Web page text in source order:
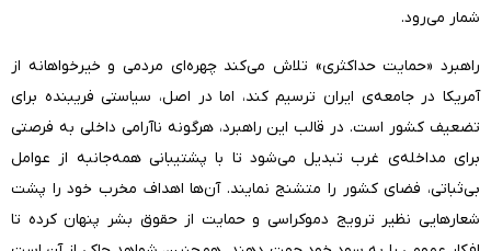
شمار می‌رود.
راهبرد «حمایت حداکثری» تلاش می‌کند چهره‌ای مردمی و خیرخواهانه از
آمریکا در جامعه‌ی ایران ترسیم کند، اما در اصل، سیاستی فریبنده برای
تضعیف کشور است. در قالب این راهبرد، هرگونه ناآرامی داخلی به فرصتی
برای مداخله‌ی غرب تبدیل می‌شود تا با پشتیبانی همه‌جانبه از عوامل
بی‌ثباتی، فضای کشور را متشنج نمایند. آن‌ها اهداف مخرب خود را پشت
شعارهایی نظیر ترویج دموکراسی و حمایت از حقوق بشر پنهان کرده تا